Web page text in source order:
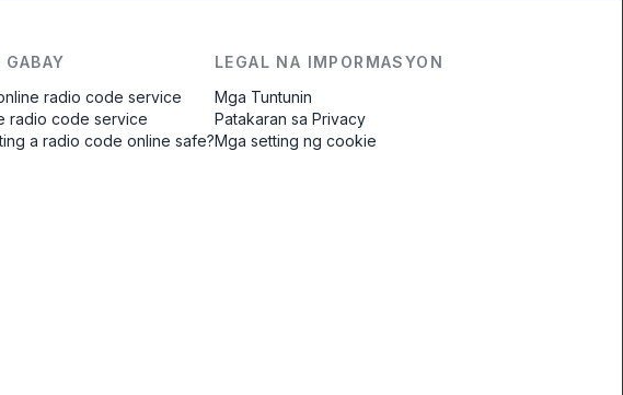
GABAY
radio code service
radio code service
a radio code online safe?
LEGAL NA IMPORMASYON
Mga Tuntunin
Patakaran sa Privacy
Mga setting ng cookie